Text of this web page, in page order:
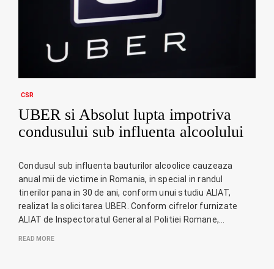
CSR
UBER si Absolut lupta impotriva
condusului sub influenta alcoolului
Condusul sub influenta bauturilor alcoolice cauzeaza
anual mii de victime in Romania, in special in randul
tinerilor pana in 30 de ani, conform unui studiu ALIAT,
realizat la solicitarea UBER. Conform cifrelor furnizate
ALIAT de Inspectoratul General al Politiei Romane,…
READ MORE